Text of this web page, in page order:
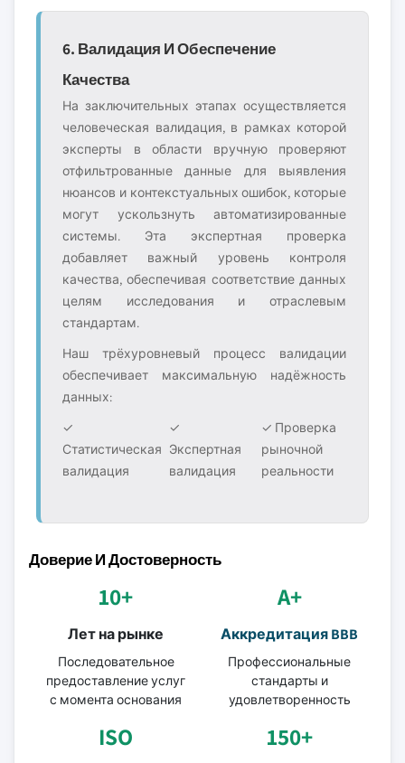
6. Валидация И Обеспечение
Качества
На заключительных этапах осуществляется
человеческая валидация, в рамках которой
эксперты в области вручную проверяют
отфильтрованные данные для выявления
нюансов и контекстуальных ошибок, которые
могут ускользнуть автоматизированные
системы. Эта экспертная проверка
добавляет важный уровень контроля
качества, обеспечивая соответствие данных
целям исследования и отраслевым
стандартам.
Наш трёхуровневый процесс валидации
обеспечивает максимальную надёжность
данных:
✓
Статистическая
валидация
✓
Экспертная
валидация
✓ Проверка
рыночной
реальности
Доверие И Достоверность
10+
Лет на рынке
Последовательное
предоставление услуг
с момента основания
A+
Аккредитация BBB
Профессиональные
стандарты и
удовлетворенность
ISO 150+